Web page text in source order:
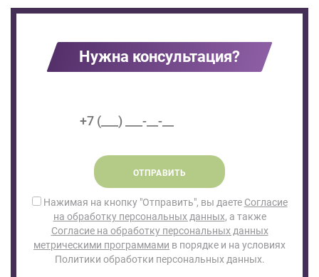
Нужна консультация?
ОТПРАВИТЬ
Нажимая на кнопку "Отправить", вы даете Согласие
на обработку персональных данных, а также
Согласие на обработку персональных данных
метрическими программами в порядке и на условиях
Политики обработки персональных данных.